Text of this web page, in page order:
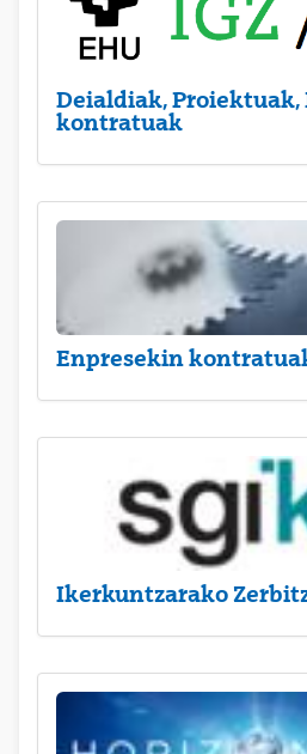
Deialdiak, Proiektuak,
kontratuak
Enpresekin
Ikerkuntzarako